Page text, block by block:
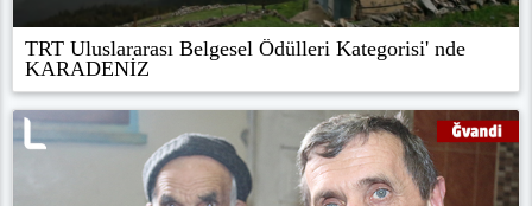
TRT Uluslararası Belgesel Ödülleri Kategorisi' nde
KARADENİZ